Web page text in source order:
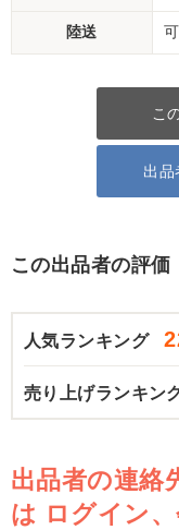
陸送
こ
出品
この出品者の評価
人気ランキング
売り上げランキン
出品者の連絡
は ログイン